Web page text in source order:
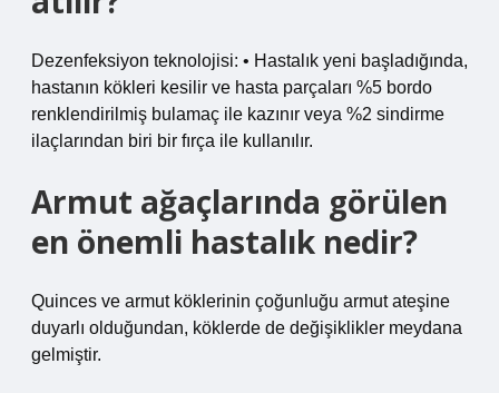
Dezenfeksiyon teknolojisi: • Hastalık yeni başladığında,
hastanın kökleri kesilir ve hasta parçaları %5 bordo
renklendirilmiş bulamaç ile kazınır veya %2 sindirme
ilaçlarından biri bir fırça ile kullanılır.
Armut ağaçlarında görülen
en önemli hastalık nedir?
Quinces ve armut köklerinin çoğunluğu armut ateşine
duyarlı olduğundan, köklerde de değişiklikler meydana
gelmiştir.